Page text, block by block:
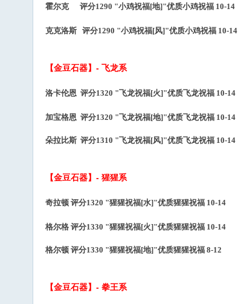
霍尔克 评分1290 "小鸡祝福[地]"优质小鸡祝福 10-14
克克洛斯 评分1290 "小鸡祝福[风]"优质小鸡祝福 10-14
【金豆石器】- 飞龙系
洛卡伦恩 评分1320 "飞龙祝福[火]"优质飞龙祝福 10-14
加宝格恩 评分1320 "飞龙祝福[地]"优质飞龙祝福 10-14
朵拉比斯 评分1310 "飞龙祝福[风]"优质飞龙祝福 10-14
【金豆石器】- 猩猩系
奇拉顿 评分1320 "猩猩祝福[水]"优质猩猩祝福 10-14
格尔格 评分1330 "猩猩祝福[火]"优质猩猩祝福 10-14
格尔顿 评分1330 "猩猩祝福[地]"优质猩猩祝福 8-12
【金豆石器】- 拳王系